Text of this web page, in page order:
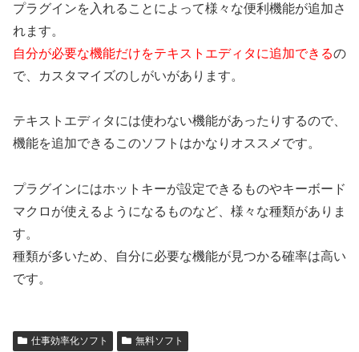
プラグインを入れることによって様々な便利機能が追加さ
れます。
自分が必要な機能だけをテキストエディタに追加できるの
で、カスタマイズのしがいがあります。
テキストエディタには使わない機能があったりするので、
機能を追加できるこのソフトはかなりオススメです。
プラグインにはホットキーが設定できるものやキーボード
マクロが使えるようになるものなど、様々な種類がありま
す。
種類が多いため、自分に必要な機能が見つかる確率は高い
です。
仕事効率化ソフト 無料ソフト